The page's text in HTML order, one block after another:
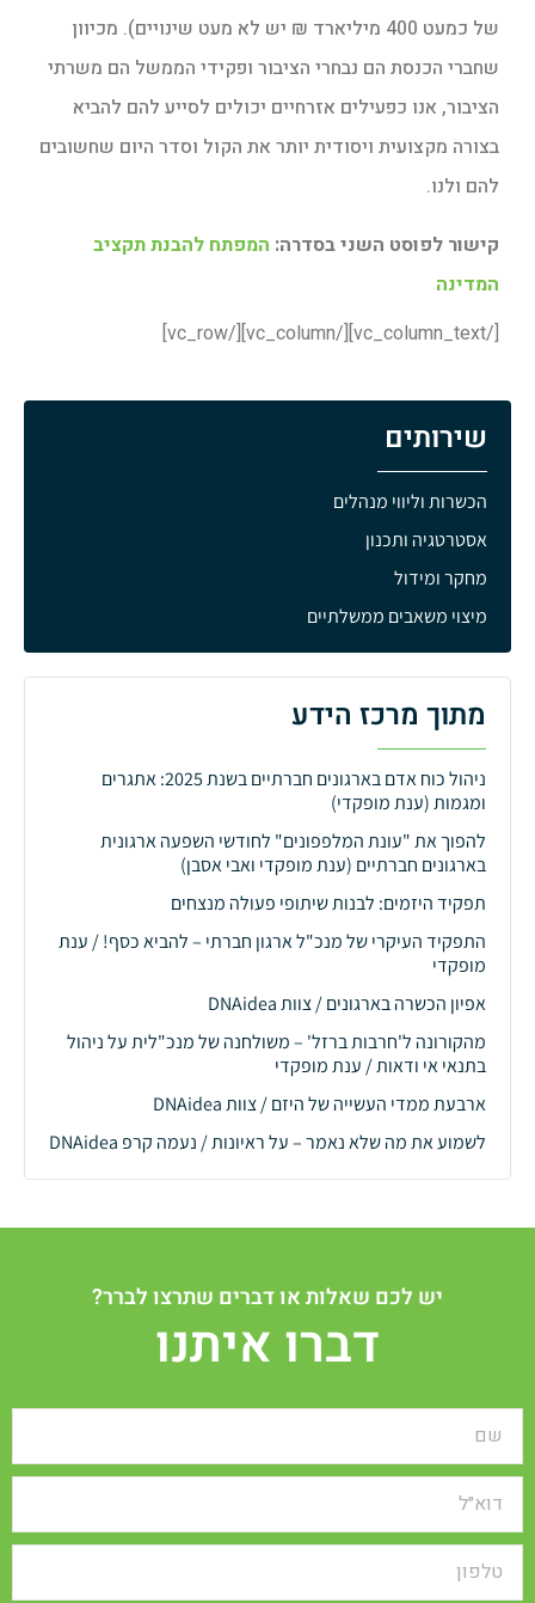
של כמעט 400 מיליארד ₪ יש לא מעט שינויים). מכיוון
שחברי הכנסת הם נבחרי הציבור ופקידי הממשל הם משרתי
הציבור, אנו כפעילים אזרחיים יכולים לסייע להם להביא
בצורה מקצועית ויסודית יותר את הקול וסדר היום שחשובים
להם ולנו.
קישור לפוסט השני בסדרה: המפתח להבנת תקציב
המדינה
[/vc_column_text][/vc_column][/vc_row]
שירותים
הכשרות וליווי מנהלים
אסטרטגיה ותכנון
מחקר ומידול
מיצוי משאבים ממשלתיים
מתוך מרכז הידע
ניהול כוח אדם בארגונים חברתיים בשנת 2025: אתגרים
ומגמות (ענת מופקדי)
להפוך את "עונת המלפפונים" לחודשי השפעה ארגונית
בארגונים חברתיים (ענת מופקדי ואבי אסבן)
תפקיד היזמים: לבנות שיתופי פעולה מנצחים
התפקיד העיקרי של מנכ"ל ארגון חברתי – להביא כסף! / ענת
מופקדי
אפיון הכשרה בארגונים / צוות DNAidea
מהקורונה ל'חרבות ברזל' – משולחנה של מנכ"לית על ניהול
בתנאי אי ודאות / ענת מופקדי
ארבעת ממדי העשייה של היזם / צוות DNAidea
לשמוע את מה שלא נאמר – על ראיונות / נעמה קרפ DNAidea
יש לכם שאלות או דברים שתרצו לברר?
דברו איתנו